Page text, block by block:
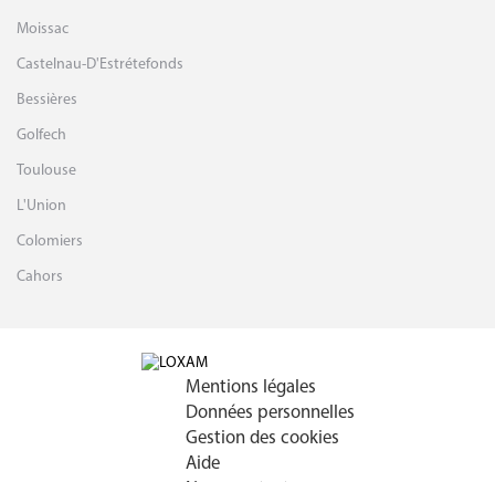
Moissac
Castelnau-D'Estrétefonds
Bessières
Golfech
Toulouse
L'Union
Colomiers
Cahors
Mentions légales
Données personnelles
Gestion des cookies
Aide